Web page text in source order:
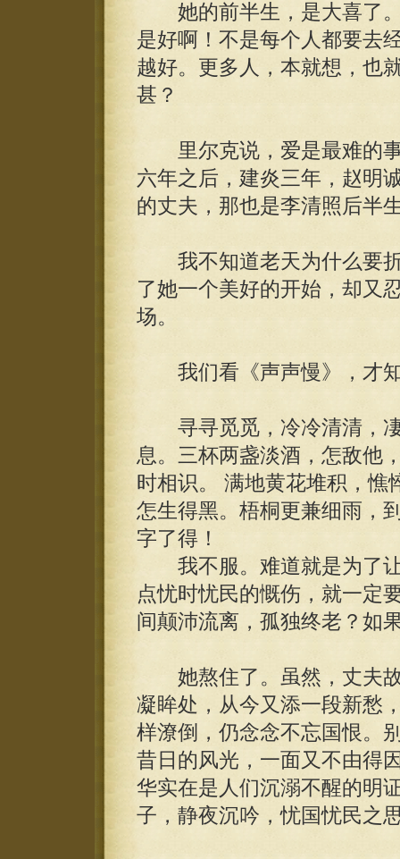
她的前半生，是大喜了。
是好啊！不是每个人都要去
越好。更多人，本就想，也
甚？
里尔克说，爱是最难的事
六年之后，建炎三年，赵明
的丈夫，那也是李清照后半
我不知道老天为什么要折
了她一个美好的开始，却又
场。
我们看《声声慢》，才
寻寻觅觅，冷冷清清，凄
息。三杯两盏淡酒，怎敌他
时相识。 满地黄花堆积，憔
怎生得黑。梧桐更兼细雨，
字了得！
我不服。难道就是为了让
点忧时忧民的慨伤，就一定
间颠沛流离，孤独终老？如
她熬住了。虽然，丈夫故
凝眸处，从今又添一段新愁
样潦倒，仍念念不忘国恨。
昔日的风光，一面又不由得
华实在是人们沉溺不醒的明
子，静夜沉吟，忧国忧民之